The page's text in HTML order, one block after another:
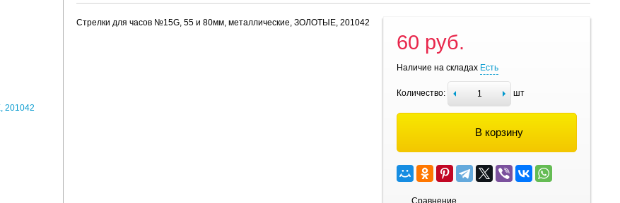
Стрелки для часов №15G, 55 и 80мм, металлические, ЗОЛОТЫЕ, 201042
60 руб.
Наличие на складах Есть
Количество: шт
В корзину